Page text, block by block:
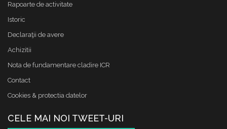
Rapoarte de activitate
Istoric
Declaraţii de avere
Achizitii
Nota de fundamentare cladire ICR
Contact
Cookies & protectia datelor
CELE MAI NOI TWEET-URI